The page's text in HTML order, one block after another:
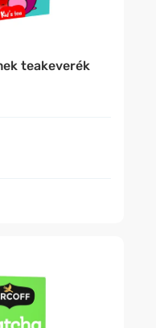
teakeverék